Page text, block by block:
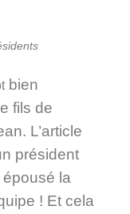
bien
fils de
L’article
président
épousé la
! Et cela